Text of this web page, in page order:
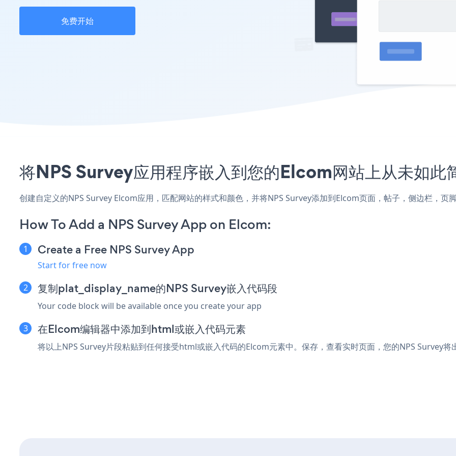
免费开始
将NPS Survey应用程序嵌入到您的Elcom网站上从未如此
创建自定义的NPS Survey Elcom应用，匹配网站的样式和颜色，并将NPS Survey添加到Elcom页面，帖子，侧边栏，页
How To Add a NPS Survey App on Elcom:
Create a Free NPS Survey App
Start for free now
复制plat_display_name的NPS Survey嵌入代码段
Your code block will be available once you create your app
在Elcom编辑器中添加到html或嵌入代码元素
将以上NPS Survey片段粘贴到任何接受html或嵌入代码的Elcom元素中。保存，查看实时页面，您的NPS Survey将